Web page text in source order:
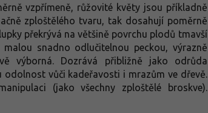
vzpřímeně, růžovité květy jsou příkladně
zploštělého tvaru, tak dosahují poměrně
překrývá na většině povrchu plodů tmavší
snadno odlučitelnou peckou, výrazně
výborná. Dozrává přibližně jako odrůda
odolnost vůči kadeřavosti i mrazům ve dřevě.
(jako všechny zploštělé broskve).